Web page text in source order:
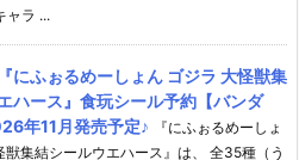
ラ ...
にふぉるめーしょん ゴジラ 大怪獣集
ハース』食玩シール予約【バンダ
年11月発売予定♪
『にふぉるめーしょ
獣集結シールウエハース』は、 全35種（う